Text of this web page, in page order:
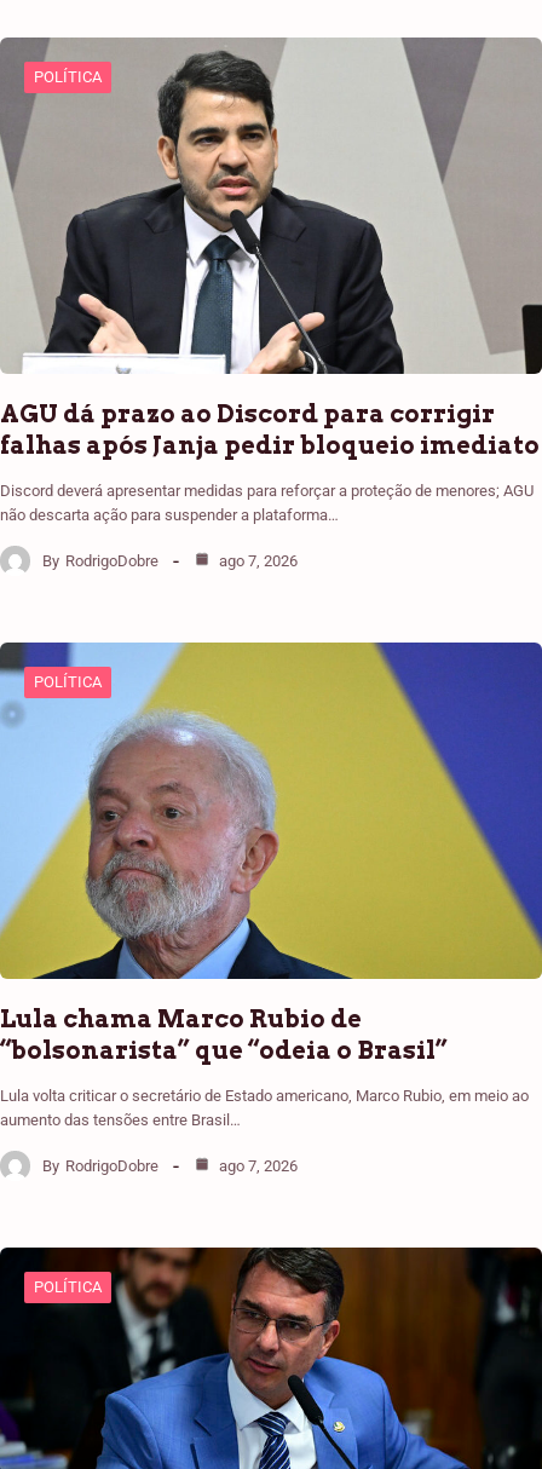
POLÍTICA
AGU dá prazo ao Discord para corrigir
falhas após Janja pedir bloqueio imediato
Discord deverá apresentar medidas para reforçar a proteção de menores; AGU
não descarta ação para suspender a plataforma…
By RodrigoDobre ago 7, 2026
POLÍTICA
Lula chama Marco Rubio de
“bolsonarista” que “odeia o Brasil”
Lula volta criticar o secretário de Estado americano, Marco Rubio, em meio ao
aumento das tensões entre Brasil…
By RodrigoDobre ago 7, 2026
POLÍTICA